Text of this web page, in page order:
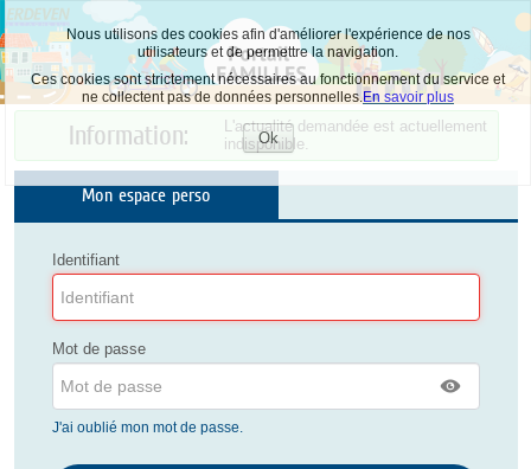
Nous utilisons des cookies afin d'améliorer l'expérience de nos
utilisateurs et de permettre la navigation.
Ces cookies sont strictement nécessaires au fonctionnement du service et
ne collectent pas de données personnelles.En savoir plus
Ok
Accepter
les
cookies
Information:
L'actualité demandée est actuellement
indisponible.
Mon espace perso
Identifiant
Mot de passe
J'ai oublié mon mot de passe.